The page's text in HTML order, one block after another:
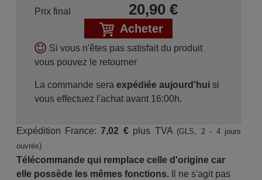
Prix final
20,90€
Acheter
Si vous n'êtes pas satisfait du produit
vous pouvez le retourner
La commande sera expédiée aujourd'huisi
vous effectuez l'achat avant 16:00h.
Expédition France:7,02 €plus TVA (GLS, 2 - 4 jours
ouvrés)
Télécommande qui remplace celle d'origine car
elle possède les mêmes fonctions.Il ne s'agit pas